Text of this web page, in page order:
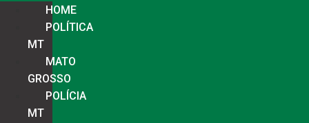
HOME
POLÍTICA
MT
MATO
GROSSO
POLÍCIA
MT